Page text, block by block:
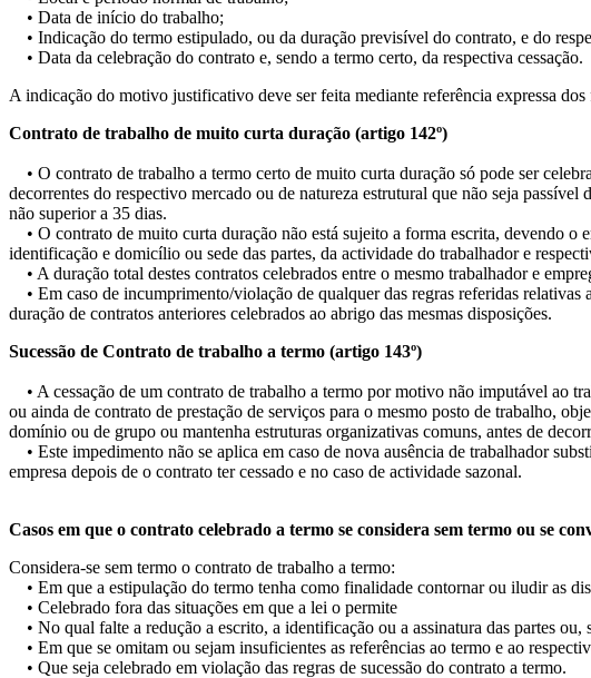
• Data de início do trabalho;
• Indicação do termo estipulado, ou da duração previsível do contrato, e do
• Data da celebração do contrato e, sendo a termo certo, da respectiva cessação.
A indicação do motivo justificativo deve ser feita mediante referência expressa
Contrato de trabalho de muito curta duração (artigo 142º)
• O contrato de trabalho a termo certo de muito curta duração só pode ser
decorrentes do respectivo mercado ou de natureza estrutural que não seja
não superior a 35 dias.
• O contrato de muito curta duração não está sujeito a forma escrita, devendo o
identificação e domicílio ou sede das partes, da actividade do trabalhador e
• A duração total destes contratos celebrados entre o mesmo trabalhador e
• Em caso de incumprimento/violação de qualquer das regras referidas relativas
duração de contratos anteriores celebrados ao abrigo das mesmas disposições.
Sucessão de Contrato de trabalho a termo (artigo 143º)
• A cessação de um contrato de trabalho a termo por motivo não imputável ao
ou ainda de contrato de prestação de serviços para o mesmo posto de trabalho,
domínio ou de grupo ou mantenha estruturas organizativas comuns, antes de
• Este impedimento não se aplica em caso de nova ausência de trabalhador
empresa depois de o contrato ter cessado e no caso de actividade sazonal.
Casos em que o contrato celebrado a termo se considera sem termo ou se
Considera-se sem termo o contrato de trabalho a termo:
• Em que a estipulação do termo tenha como finalidade contornar ou iludir as
• Celebrado fora das situações em que a lei o permite
• No qual falte a redução a escrito, a identificação ou a assinatura das partes
• Em que se omitam ou sejam insuficientes as referências ao termo e ao
• Que seja celebrado em violação das regras de sucessão do contrato a termo.